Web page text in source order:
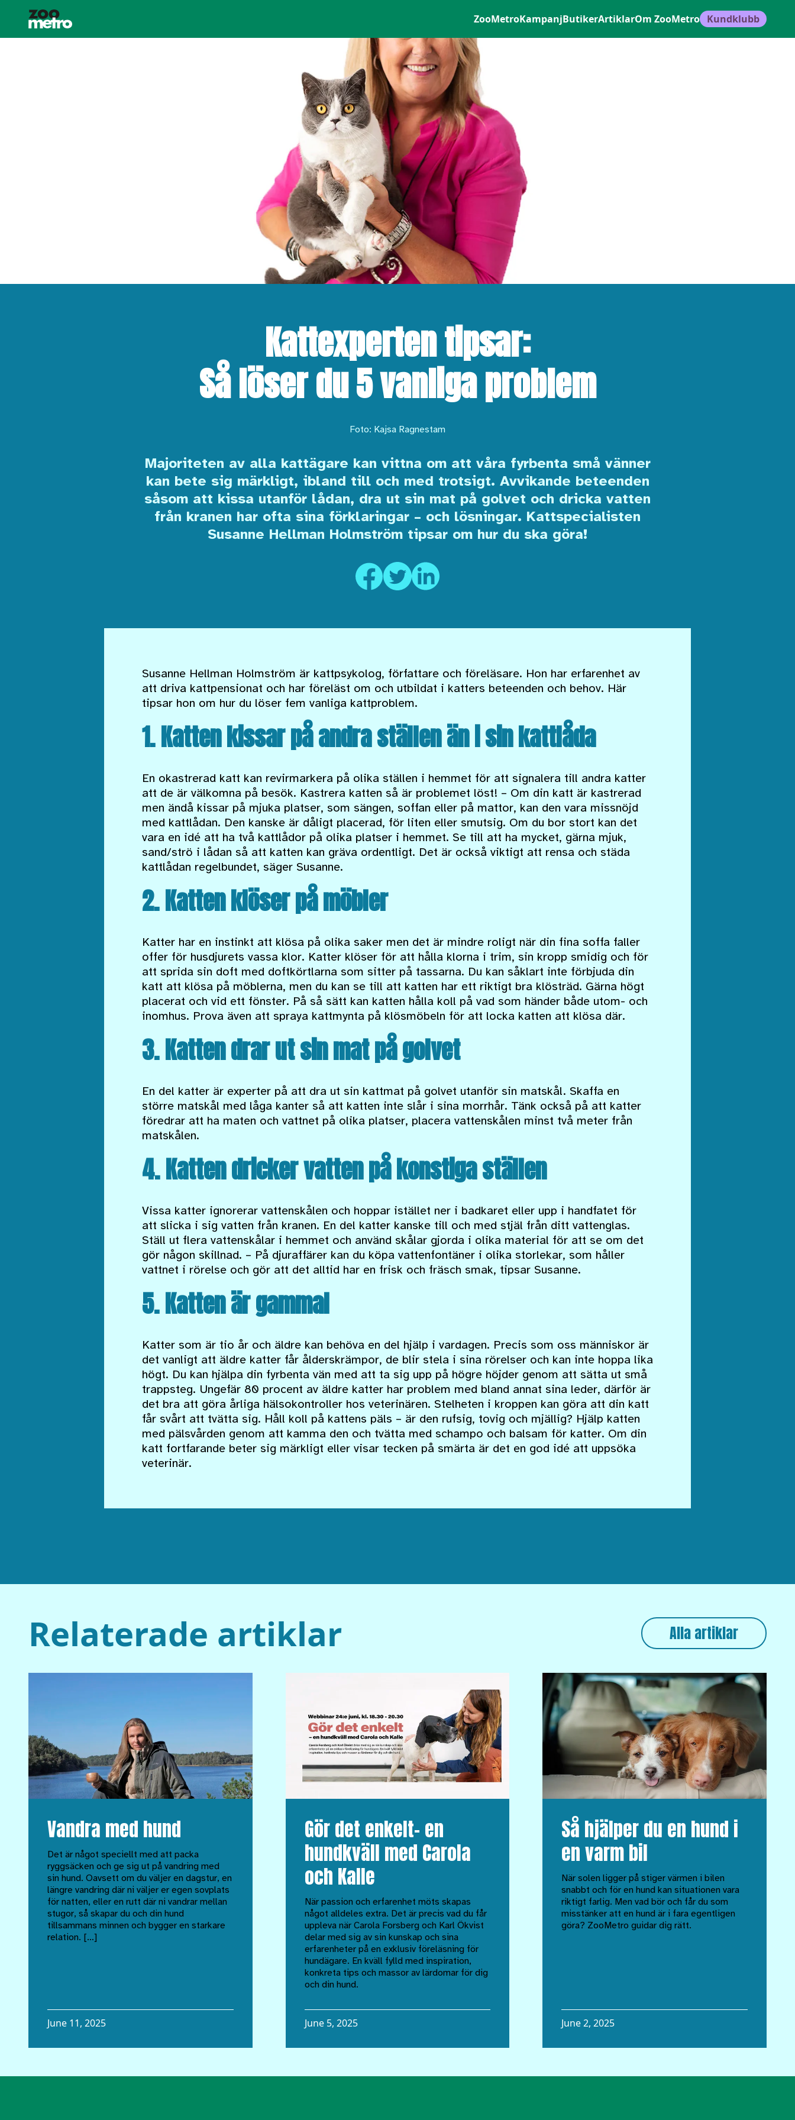
ZooMetroKampanjButikerArtiklarOm ZooMetro Kundklubb
Kattexperten tipsar:
Så löser du 5 vanliga problem
Foto: Kajsa Ragnestam
Majoriteten av alla kattägare kan vittna om att våra fyrbenta små vänner
kan bete sig märkligt, ibland till och med trotsigt. Avvikande beteenden
såsom att kissa utanför lådan, dra ut sin mat på golvet och dricka vatten
från kranen har ofta sina förklaringar – och lösningar. Kattspecialisten
Susanne Hellman Holmström tipsar om hur du ska göra!
Susanne Hellman Holmström är kattpsykolog, författare och föreläsare. Hon har erfarenhet av
att driva kattpensionat och har föreläst om och utbildat i katters beteenden och behov. Här
tipsar hon om hur du löser fem vanliga kattproblem.
1. Katten kissar på andra ställen än i sin kattlåda
En okastrerad katt kan revirmarkera på olika ställen i hemmet för att signalera till andra katter
att de är välkomna på besök. Kastrera katten så är problemet löst! – Om din katt är kastrerad
men ändå kissar på mjuka platser, som sängen, soffan eller på mattor, kan den vara missnöjd
med kattlådan. Den kanske är dåligt placerad, för liten eller smutsig. Om du bor stort kan det
vara en idé att ha två kattlådor på olika platser i hemmet. Se till att ha mycket, gärna mjuk,
sand/strö i lådan så att katten kan gräva ordentligt. Det är också viktigt att rensa och städa
kattlådan regelbundet, säger Susanne.
2. Katten klöser på möbler
Katter har en instinkt att klösa på olika saker men det är mindre roligt när din fina soffa faller
offer för husdjurets vassa klor. Katter klöser för att hålla klorna i trim, sin kropp smidig och för
att sprida sin doft med doftkörtlarna som sitter på tassarna. Du kan såklart inte förbjuda din
katt att klösa på möblerna, men du kan se till att katten har ett riktigt bra klösträd. Gärna högt
placerat och vid ett fönster. På så sätt kan katten hålla koll på vad som händer både utom- och
inomhus. Prova även att spraya kattmynta på klösmöbeln för att locka katten att klösa där.
3. Katten drar ut sin mat på golvet
En del katter är experter på att dra ut sin kattmat på golvet utanför sin matskål. Skaffa en
större matskål med låga kanter så att katten inte slår i sina morrhår. Tänk också på att katter
föredrar att ha maten och vattnet på olika platser, placera vattenskålen minst två meter från
matskålen.
4. Katten dricker vatten på konstiga ställen
Vissa katter ignorerar vattenskålen och hoppar istället ner i badkaret eller upp i handfatet för
att slicka i sig vatten från kranen. En del katter kanske till och med stjäl från ditt vattenglas.
Ställ ut flera vattenskålar i hemmet och använd skålar gjorda i olika material för att se om det
gör någon skillnad. – På djuraffärer kan du köpa vattenfontäner i olika storlekar, som håller
vattnet i rörelse och gör att det alltid har en frisk och fräsch smak, tipsar Susanne.
5. Katten är gammal
Katter som är tio år och äldre kan behöva en del hjälp i vardagen. Precis som oss människor är
det vanligt att äldre katter får ålderskrämpor, de blir stela i sina rörelser och kan inte hoppa lika
högt. Du kan hjälpa din fyrbenta vän med att ta sig upp på högre höjder genom att sätta ut små
trappsteg. Ungefär 80 procent av äldre katter har problem med bland annat sina leder, därför är
det bra att göra årliga hälsokontroller hos veterinären. Stelheten i kroppen kan göra att din katt
får svårt att tvätta sig. Håll koll på kattens päls – är den rufsig, tovig och mjällig? Hjälp katten
med pälsvården genom att kamma den och tvätta med schampo och balsam för katter. Om din
katt fortfarande beter sig märkligt eller visar tecken på smärta är det en god idé att uppsöka
veterinär.
Relaterade artiklar Alla artiklar
Vandra med hund
Det är något speciellt med att packa
ryggsäcken och ge sig ut på vandring med
sin hund. Oavsett om du väljer en dagstur, en
längre vandring där ni väljer er egen sovplats
för natten, eller en rutt där ni vandrar mellan
stugor, så skapar du och din hund
tillsammans minnen och bygger en starkare
relation. […]
June 11, 2025
Gör det enkelt– en
hundkväll med Carola
och Kalle
När passion och erfarenhet möts skapas
något alldeles extra. Det är precis vad du får
uppleva när Carola Forsberg och Karl Ökvist
delar med sig av sin kunskap och sina
erfarenheter på en exklusiv föreläsning för
hundägare. En kväll fylld med inspiration,
konkreta tips och massor av lärdomar för dig
och din hund.
June 5, 2025
Så hjälper du en hund i
en varm bil
När solen ligger på stiger värmen i bilen
snabbt och för en hund kan situationen vara
riktigt farlig. Men vad bör och får du som
misstänker att en hund är i fara egentligen
göra? ZooMetro guidar dig rätt.
June 2, 2025